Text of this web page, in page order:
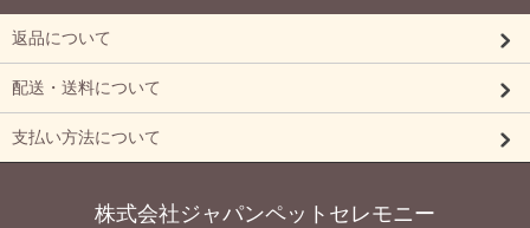
返品について
配送・送料について
支払い方法について
株式会社ジャパンペットセレモニー